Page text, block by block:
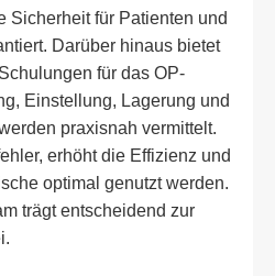
Sicherheit für Patienten und
Darüber hinaus bietet
für das OP-
Einstellung, Lagerung und
praxisnah vermittelt.
erhöht die Effizienz und
optimal genutzt werden.
trägt entscheidend zur